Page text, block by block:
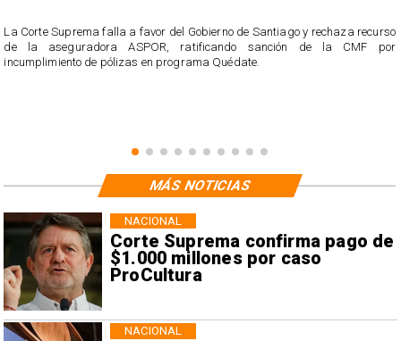
La Corte Suprema falla a favor del Gobierno de Santiago y rechaza recurso
de la aseguradora ASPOR, ratificando sanción de la CMF por
incumplimiento de pólizas en programa Quédate.
Corte Suprema confirma pago de
$1.000 millones por caso
ProCultura
NACIONAL
NACIONAL
MÁS NOTICIAS